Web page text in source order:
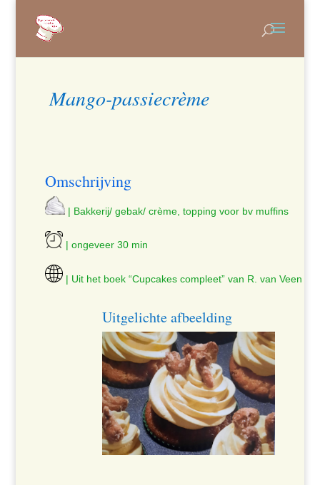
Mango-passiecrème
Omschrijving
| Bakkerij/ gebak/ crème, topping voor bv muffins
| ongeveer 30 min
| Uit het boek “Cupcakes compleet” van R. van Veen
Uitgelichte afbeelding